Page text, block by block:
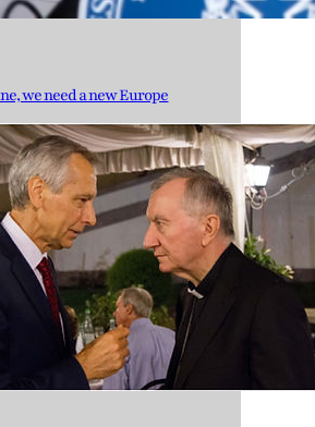
we need a new Europe